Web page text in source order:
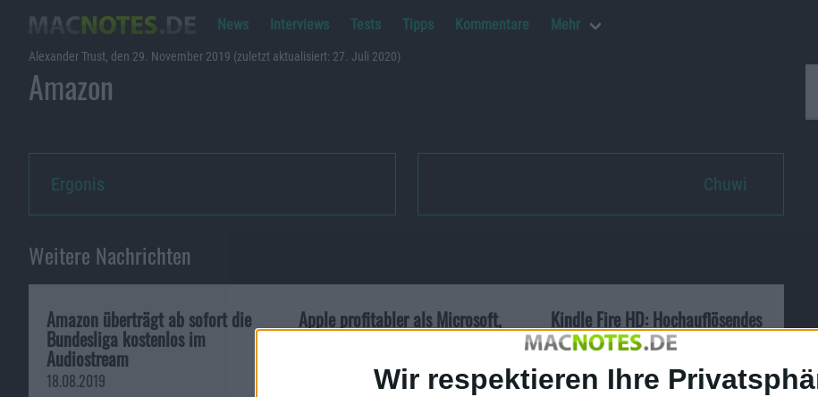
Wir respektieren Ihre
News Interviews Tests Tipps Kommentare Mehr
Alexander Trust, den 29. November 2019 (zuletzt aktualisiert: 27. Juli 2020)
Amazon
Ergonis Chuwi
Weitere Nachrichten
Amazon überträgt ab sofort die
Bundesliga kostenlos im
Audiostream
18.08.2019
Apple profitabler als Microsoft,
Google, Amazon und facebook
Kindle Fire HD: Hochauflösendes
Tablet für 199€ Einstiegspreis